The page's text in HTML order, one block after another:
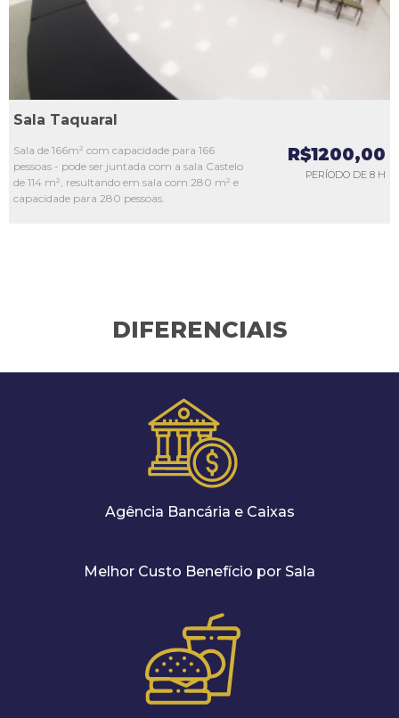
Sala Taquaral
Sala de 166m² com capacidade para 166
pessoas - pode ser juntada com a sala Castelo
de 114 m², resultando em sala com 280 m² e
capacidade para 280 pessoas.
R$1200,00
PERÍODO DE 8 H
DIFERENCIAIS
Agência Bancária e Caixas
Melhor Custo Benefício por Sala